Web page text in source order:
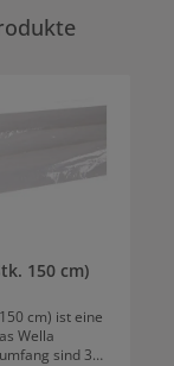
150 cm)
cm) ist eine
Wella
sind 3